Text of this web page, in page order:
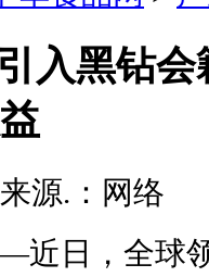
入黑钻
来源.：网络
，全球领